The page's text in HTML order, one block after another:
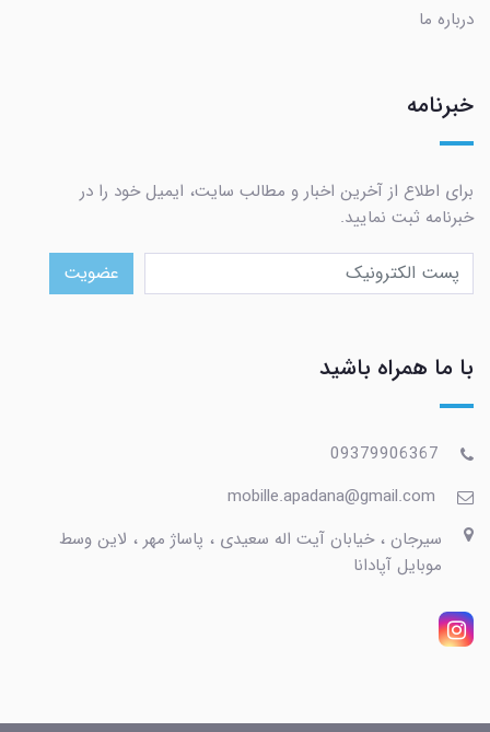
درباره ما
خبرنامه
برای اطلاع از آخرین اخبار و مطالب سایت، ایمیل خود را در
خبرنامه ثبت نمایید.
عضویت
با ما همراه باشید
09379906367
mobille.apadana@gmail.com
سیرجان ، خیابان آیت اله سعیدی ، پاساژ مهر ، لاین وسط
موبایل آپادانا